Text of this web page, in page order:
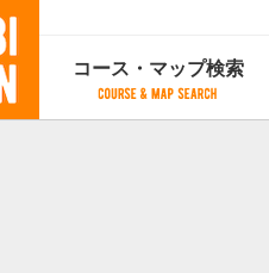
コース・マップ検索